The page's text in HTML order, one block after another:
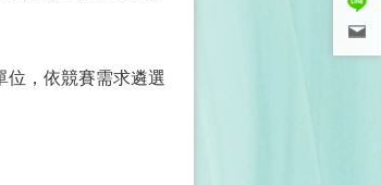
位，依競賽需求遴選